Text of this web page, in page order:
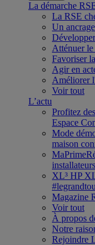
La démarche
La RSE
Un
Atténuer
Favoriser
Agir en
Améliorer
Voir tout
L’actu
Profitez
Espace
Mode
maison
XL³ HP
Magazine
Voir tout
À propos
Notre
Rejoindre